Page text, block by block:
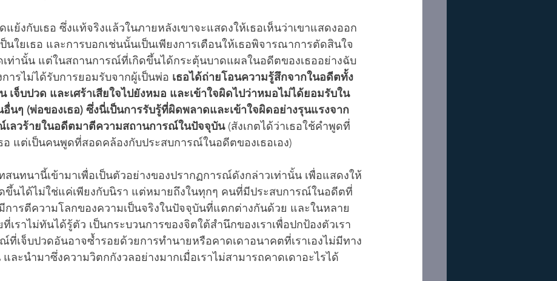
แย้งกับเธอ ซึ่งแท้จริงแล้วในภายหลังเขาจะแสดงให้เธอเห็นว่าเขาแสดงออก
นใยเธอ และการบอกเช่นนั้นเป็นเพียงการเตือนให้เธอพิจารณาการตัดสินใจ
เท่านั้น แต่ในสถานการณ์ที่เกิดขึ้นได้กระตุ้นบาดแผลในอดีตของเธออย่างฉับ
ารไม่ได้รับการยอมรับจากผู้เป็นพ่อ เธอได้ถ่ายโอนความรู้สึกจากในอดีตทั้ง
เจ็บปวด และเศร้าเสียใจไปยังหมอ และเข้าใจผิดไปว่าหมอไม่ได้ยอมรับใน
นๆ (พ่อของเธอ) ซึ่งนี่เป็นการรับรู้ที่ผิดพลาดและเข้าใจผิดอย่างรุนแรงจาก
เลวร้ายในอดีตมาตีความสถานการณ์ในปัจจุบัน (สังเกตได้ว่าเธอใช้คำพูดที่
อ แต่เป็นคนพูดที่สอดคล้องกับประสบการณ์ในอดีตของเธอเอง)
นทนานี้เข้ามาเพื่อเป็นตัวอย่างของปรากฏการณ์ดังกล่าวเท่านั้น เพื่อแสดงให้
ดขึ้นได้ไม่ใช่แค่เพียงกับนิรา แต่หมายถึงในทุกๆ คนที่มีประสบการณ์ในอดีตที่
การตีความโลกของความเป็นจริงในปัจจุบันที่แตกต่างกันด้วย และในหลาย
เราไม่ทันได้รู้ตัว เป็นกระบวนการของจิตใต้สำนึกของเราเพื่อปกป้องตัวเรา
ที่เจ็บปวดอันอาจซ้ำรอยด้วยการทำนายหรือคาดเดาอนาคตที่เราเองไม่มีทาง
และนำมาซึ่งความวิตกกังวลอย่างมากเมื่อเราไม่สามารถคาดเดาอะไรได้